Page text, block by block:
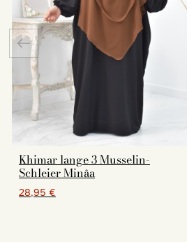
Khimar lange 3 Musselin-
Schleier Minâa
28,95 €